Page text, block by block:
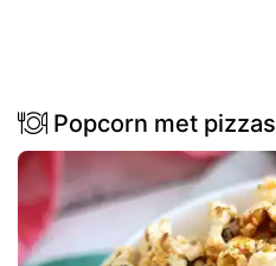
Popcorn met